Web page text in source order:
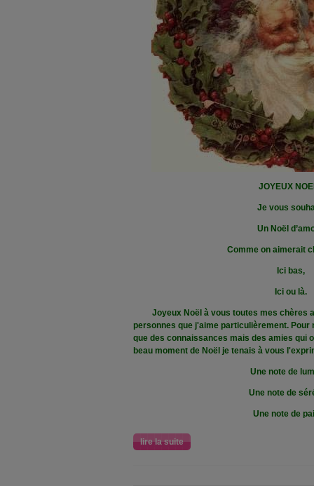
JOYEUX
Je vous
Un Noël
Comme on aimerait
Ici bas,
Ici ou là.
Joyeux Noël à vous toutes mes chères
personnes que j'aime particulièrement.
que des connaissances mais des amies qui
beau moment de Noël je tenais à vous
Une note de
Une note de
Une note de
lire la suite